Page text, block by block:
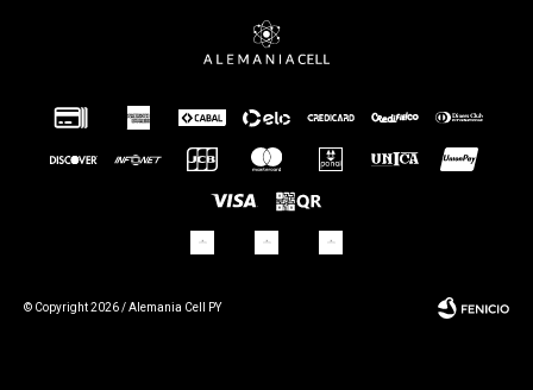
© Copyright 2026 / Alemania Cell PY